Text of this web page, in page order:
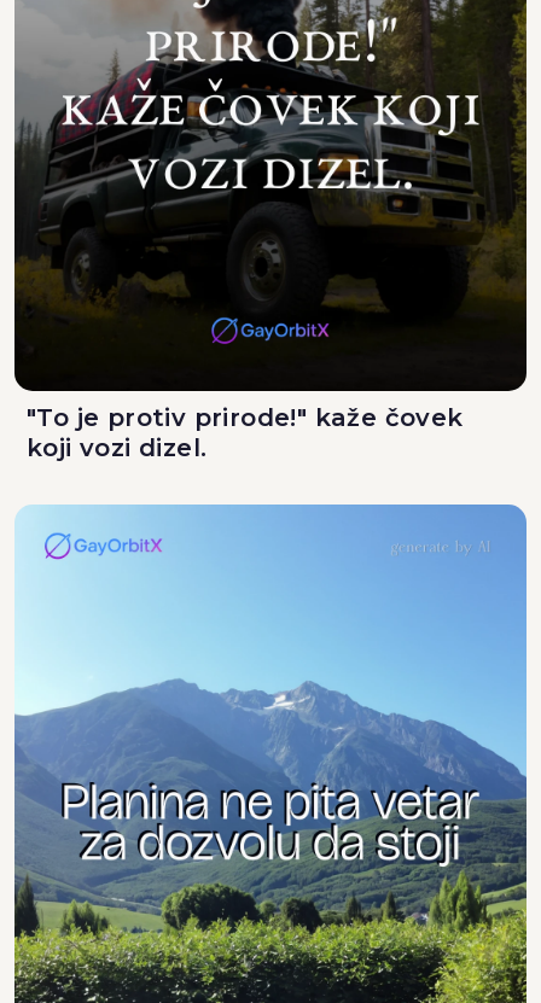
"To je protiv prirode!" kaže čovek
koji vozi dizel.